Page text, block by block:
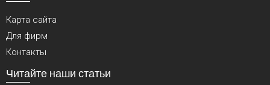
Карта сайта
Для фирм
Контакты
Читайте наши статьи